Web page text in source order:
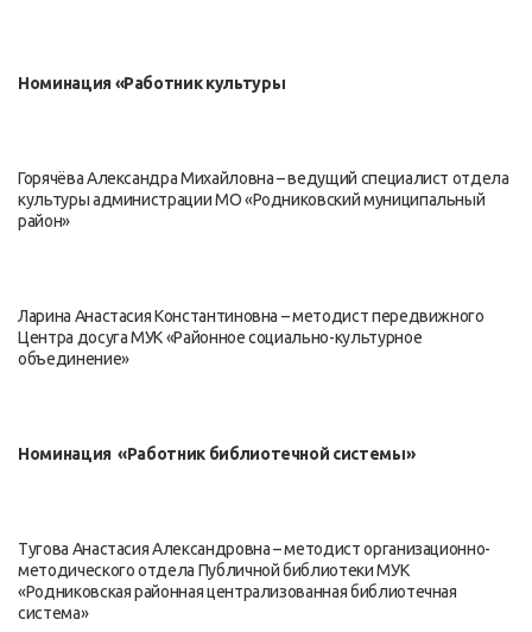
Номинация «Работник культуры
Горячёва Александра Михайловна – ведущий специалист отдела
культуры администрации МО «Родниковский муниципальный
район»
Ларина Анастасия Константиновна – методист передвижного
Центра досуга МУК «Районное социально-культурное
объединение»
Номинация «Работник библиотечной системы»
Тугова Анастасия Александровна – методист организационно-
методического отдела Публичной библиотеки МУК
«Родниковская районная централизованная библиотечная
система»